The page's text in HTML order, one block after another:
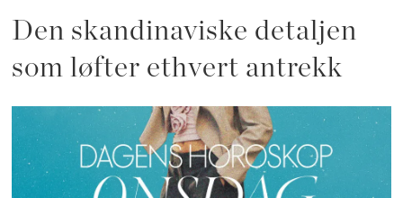
Den skandinaviske detaljen
som løfter ethvert antrekk